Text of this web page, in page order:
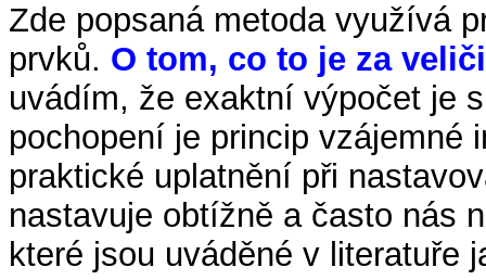
Zde popsaná metoda využívá
prvků. O tom, co to je za
uvádím, že exaktní výpočet je
pochopení je princip vzájemné
praktické uplatnění při
nastavuje obtížně a často nás
které jsou uváděné v literatuře